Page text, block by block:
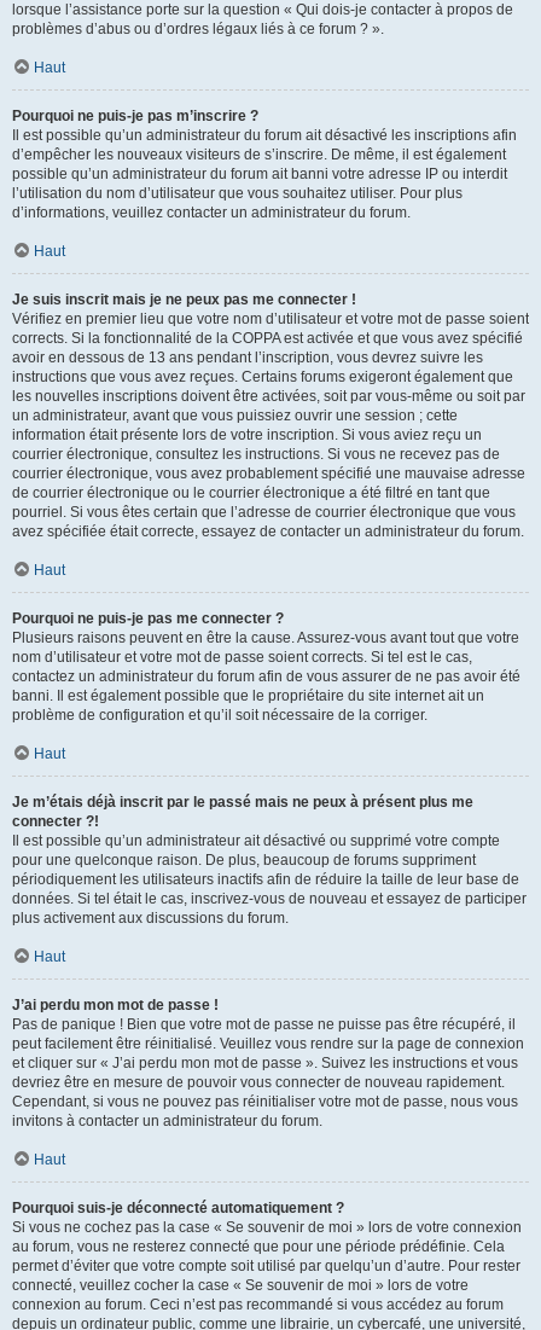
lorsque l’assistance porte sur la question « Qui dois-je contacter à propos de
problèmes d’abus ou d’ordres légaux liés à ce forum ? ».
Haut
Pourquoi ne puis-je pas m’inscrire ?
Il est possible qu’un administrateur du forum ait désactivé les inscriptions afin
d’empêcher les nouveaux visiteurs de s’inscrire. De même, il est également
possible qu’un administrateur du forum ait banni votre adresse IP ou interdit
l’utilisation du nom d’utilisateur que vous souhaitez utiliser. Pour plus
d’informations, veuillez contacter un administrateur du forum.
Haut
Je suis inscrit mais je ne peux pas me connecter !
Vérifiez en premier lieu que votre nom d’utilisateur et votre mot de passe soient
corrects. Si la fonctionnalité de la COPPA est activée et que vous avez spécifié
avoir en dessous de 13 ans pendant l’inscription, vous devrez suivre les
instructions que vous avez reçues. Certains forums exigeront également que
les nouvelles inscriptions doivent être activées, soit par vous-même ou soit par
un administrateur, avant que vous puissiez ouvrir une session ; cette
information était présente lors de votre inscription. Si vous aviez reçu un
courrier électronique, consultez les instructions. Si vous ne recevez pas de
courrier électronique, vous avez probablement spécifié une mauvaise adresse
de courrier électronique ou le courrier électronique a été filtré en tant que
pourriel. Si vous êtes certain que l’adresse de courrier électronique que vous
avez spécifiée était correcte, essayez de contacter un administrateur du forum.
Haut
Pourquoi ne puis-je pas me connecter ?
Plusieurs raisons peuvent en être la cause. Assurez-vous avant tout que votre
nom d’utilisateur et votre mot de passe soient corrects. Si tel est le cas,
contactez un administrateur du forum afin de vous assurer de ne pas avoir été
banni. Il est également possible que le propriétaire du site internet ait un
problème de configuration et qu’il soit nécessaire de la corriger.
Haut
Je m’étais déjà inscrit par le passé mais ne peux à présent plus me
connecter ?!
Il est possible qu’un administrateur ait désactivé ou supprimé votre compte
pour une quelconque raison. De plus, beaucoup de forums suppriment
périodiquement les utilisateurs inactifs afin de réduire la taille de leur base de
données. Si tel était le cas, inscrivez-vous de nouveau et essayez de participer
plus activement aux discussions du forum.
Haut
J’ai perdu mon mot de passe !
Pas de panique ! Bien que votre mot de passe ne puisse pas être récupéré, il
peut facilement être réinitialisé. Veuillez vous rendre sur la page de connexion
et cliquer sur « J’ai perdu mon mot de passe ». Suivez les instructions et vous
devriez être en mesure de pouvoir vous connecter de nouveau rapidement.
Cependant, si vous ne pouvez pas réinitialiser votre mot de passe, nous vous
invitons à contacter un administrateur du forum.
Haut
Pourquoi suis-je déconnecté automatiquement ?
Si vous ne cochez pas la case « Se souvenir de moi » lors de votre connexion
au forum, vous ne resterez connecté que pour une période prédéfinie. Cela
permet d’éviter que votre compte soit utilisé par quelqu’un d’autre. Pour rester
connecté, veuillez cocher la case « Se souvenir de moi » lors de votre
connexion au forum. Ceci n’est pas recommandé si vous accédez au forum
depuis un ordinateur public, comme une librairie, un cybercafé, une université,